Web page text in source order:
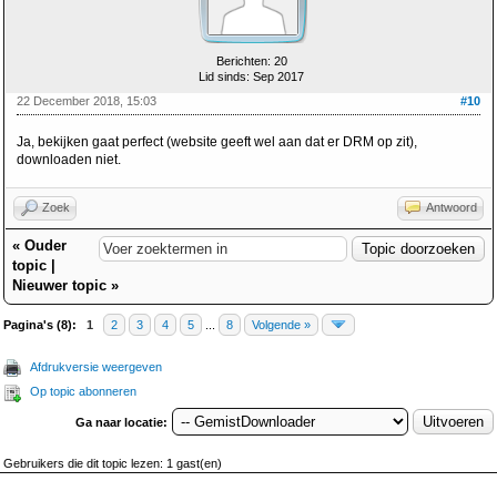
Berichten: 20
Lid sinds: Sep 2017
#10
22 December 2018, 15:03
Ja, bekijken gaat perfect (website geeft wel aan dat er DRM op zit),
downloaden niet.
Zoek Antwoord
« Ouder
topic
Nieuwer topic »
Pagina's (8): 1 2 3 4 5 8 Volgende »
Afdrukversie weergeven
Op topic abonneren
Ga naar locatie:
Gebruikers die dit topic lezen: 1 gast(en)